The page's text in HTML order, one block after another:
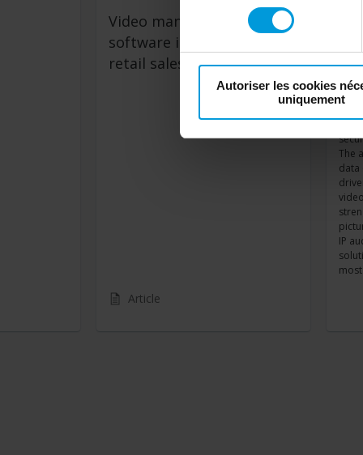
consentement
Autoriser les cookies
uniquement
Video management
software is supercharging
retail sales
Article
The
data
IP